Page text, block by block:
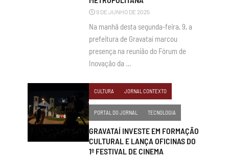
9 DE JUNHO DE 2025
Na manhã desta segunda-feira, 9, a
prefeitura de Gravataí marcou
presença na reunião do Fórum de
Inovação da …
CULTURA JORNAL CONTEXTO
PORTAL DO JORNAL TECNOLOGIA
GRAVATAÍ INVESTE EM FORMAÇÃO
CULTURAL E LANÇA OFICINAS DO
1º FESTIVAL DE CINEMA